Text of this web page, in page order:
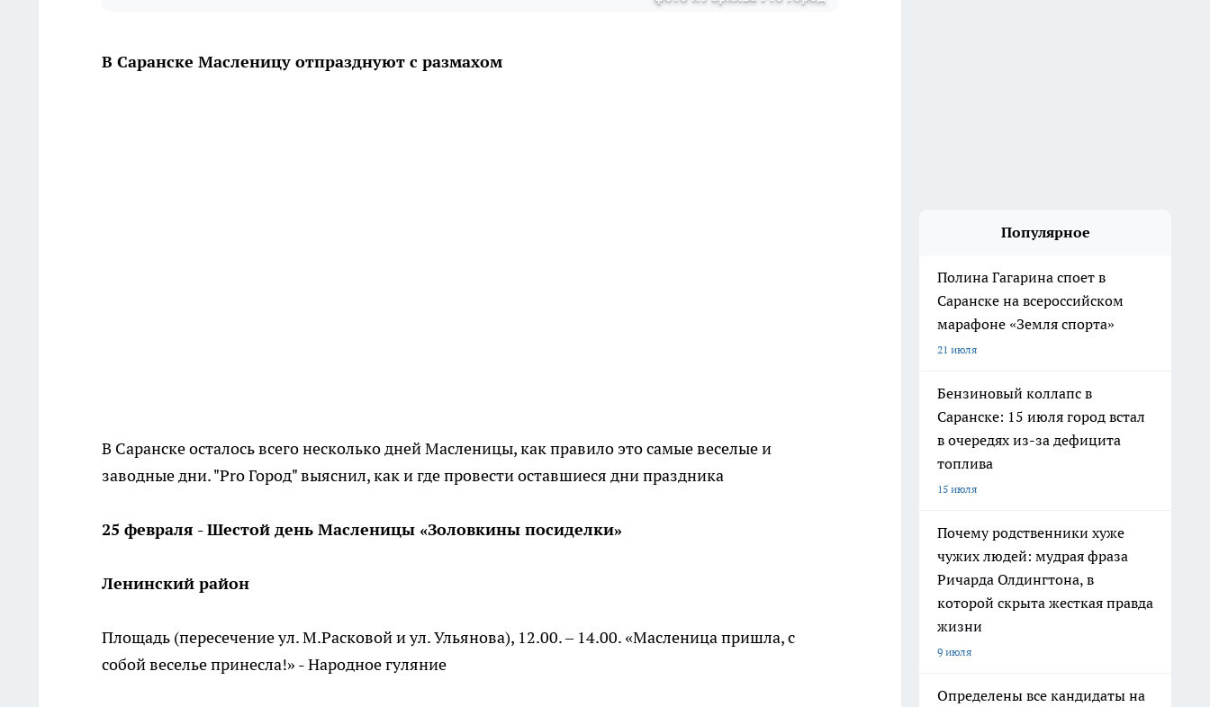
В Саранске Масленицу отпразднуют с размахом
В Саранске осталось всего несколько дней Масленицы, как правило это самые веселые и
заводные дни. "Pro Город" выяснил, как и где провести оставшиеся дни праздника
25 февраля - Шестой день Масленицы «Золовкины посиделки»
Ленинский район
Площадь (пересечение ул. М.Расковой и ул. Ульянова), 12.00. – 14.00. «Масленица пришла, с
собой веселье принесла!» - Народное гуляние
Популярное
Полина Гагарина споет в
Саранске на всероссийском
марафоне «Земля спорта»
21 июля
Бензиновый коллапс в
Саранске: 15 июля город встал
в очередях из-за дефицита
топлива
15 июля
Почему родственники хуже
чужих людей: мудрая фраза
Ричарда Олдингтона, в
которой скрыта жесткая правда
жизни
9 июля
Определены все кандидаты на